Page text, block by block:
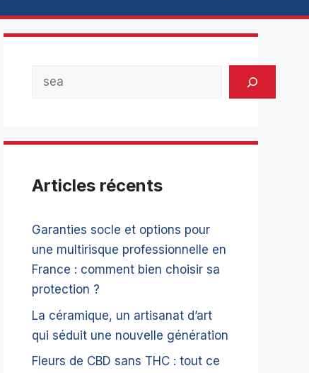
Articles récents
Garanties socle et options pour
une multirisque professionnelle en
France : comment bien choisir sa
protection ?
La céramique, un artisanat d’art
qui séduit une nouvelle génération
Fleurs de CBD sans THC : tout ce